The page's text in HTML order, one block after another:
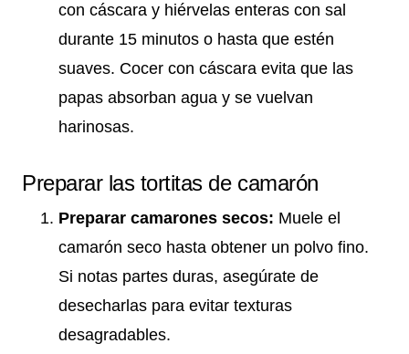
con cáscara y hiérvelas enteras con sal
durante 15 minutos o hasta que estén
suaves. Cocer con cáscara evita que las
papas absorban agua y se vuelvan
harinosas.
Preparar las tortitas de camarón
Preparar camarones secos: Muele el
camarón seco hasta obtener un polvo fino.
Si notas partes duras, asegúrate de
desecharlas para evitar texturas
desagradables.